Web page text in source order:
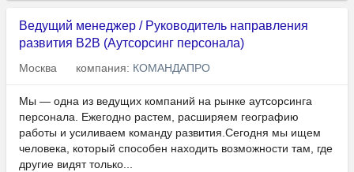
Ведущий менеджер / Руководитель направления
развития B2B (Аутсорсинг персонала)
Москва компания: КОМАНДАПРО
Мы — одна из ведущих компаний на рынке аутсорсинга
персонала. Ежегодно растем, расширяем географию
работы и усиливаем команду развития.Сегодня мы ищем
человека, который способен находить возможности там, где
другие видят только...